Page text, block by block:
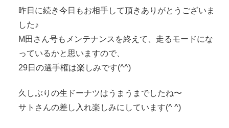
昨日に続き今日もお相手して頂きありがとうございま
した♪
M田さん号もメンテナンスを終えて、走るモードにな
っているかと思いますので、
29日の選手権は楽しみです(^^)
久しぶりの生ドーナツはうまうまでしたね〜
サトさんの差し入れ楽しみにしています(^ ^)